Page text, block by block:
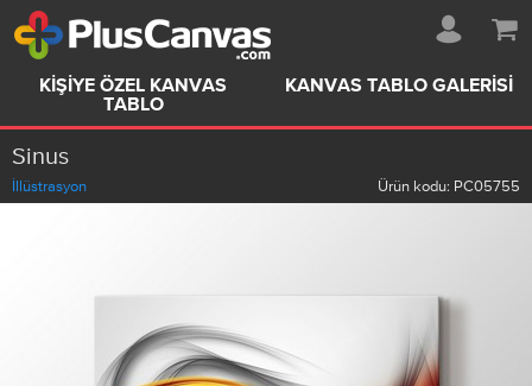
KIŞIYE ÖZEL KANVAS
TABLO
KANVAS TABLO GALERISI
Sinus
İllüstrasyon Ürün kodu: PC05755